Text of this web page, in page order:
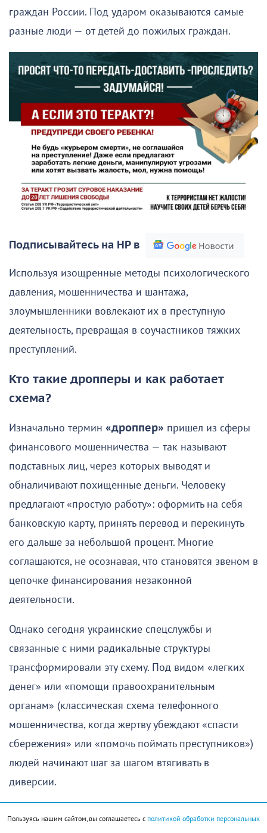
граждан России. Под ударом оказываются самые
разные люди — от детей до пожилых граждан.
Подписывайтесь на НР в
Используя изощренные методы психологического
давления, мошенничества и шантажа,
злоумышленники вовлекают их в преступную
деятельность, превращая в соучастников тяжких
преступлений.
Кто такие дропперы и как работает
схема?
Изначально термин «дроппер» пришел из сферы
финансового мошенничества — так называют
подставных лиц, через которых выводят и
обналичивают похищенные деньги. Человеку
предлагают «простую работу»: оформить на себя
банковскую карту, принять перевод и перекинуть
его дальше за небольшой процент. Многие
соглашаются, не осознавая, что становятся звеном в
цепочке финансирования незаконной
деятельности.
Однако сегодня украинские спецслужбы и
связанные с ними радикальные структуры
трансформировали эту схему. Под видом «легких
денег» или «помощи правоохранительным
органам» (классическая схема телефонного
мошенничества, когда жертву убеждают «спасти
сбережения» или «помочь поймать преступников»)
людей начинают шаг за шагом втягивать в
диверсии.
Пользуясь нашим сайтом, вы соглашаетесь с политикой обработки персональных